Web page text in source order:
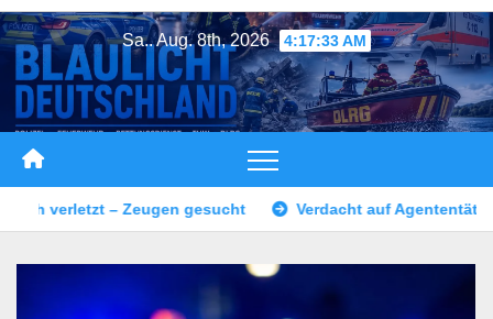
Zum
Inhalt
springen
Sa.. Aug. 8th, 2026 4:17:36 AM
auf Agententätigkeit: Tatverdächtiger in Untersuchungshaft